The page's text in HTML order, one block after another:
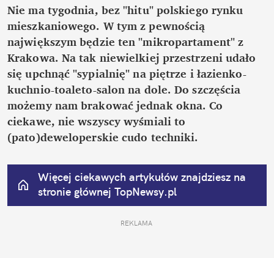
Nie ma tygodnia, bez "hitu" polskiego rynku
mieszkaniowego. W tym z pewnością
największym będzie ten "mikropartament" z
Krakowa. Na tak niewielkiej przestrzeni udało
się upchnąć "sypialnię" na piętrze i łazienko-
kuchnio-toaleto-salon na dole. Do szczęścia
możemy nam brakować jednak okna. Co
ciekawe, nie wszyscy wyśmiali to
(pato)deweloperskie cudo techniki.
Więcej ciekawych artykułów znajdziesz na
stronie głównej TopNewsy.pl
REKLAMA